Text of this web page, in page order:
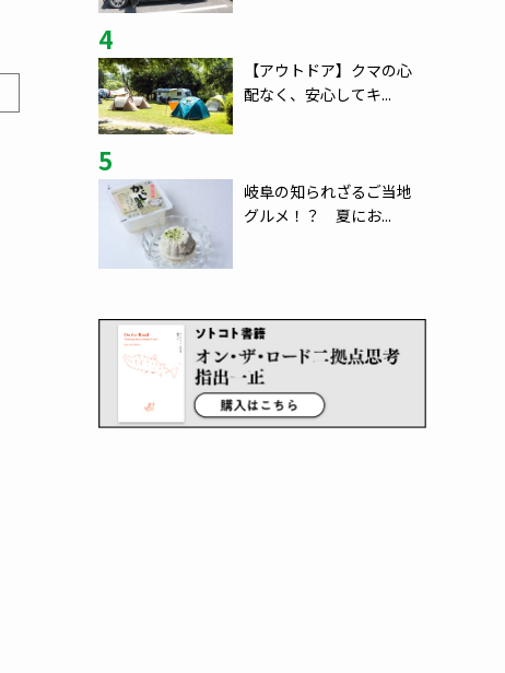
4
【アウトドア】クマの心
配なく、安心してキ...
5
岐阜の知られざるご当地
グルメ！？ 夏にお...